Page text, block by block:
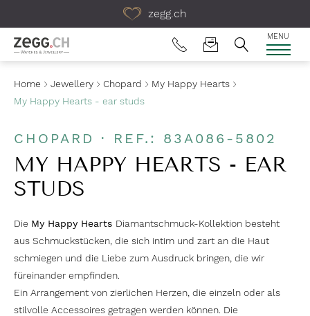
zegg.ch
MENU
Home Jewellery Chopard
My Happy Hearts
My Happy Hearts - ear studs
CHOPARD · REF.: 83A086-5802
MY HAPPY HEARTS - EAR
STUDS
Die My Happy Hearts Diamantschmuck-Kollektion besteht
aus Schmuckstücken, die sich intim und zart an die Haut
schmiegen und die Liebe zum Ausdruck bringen, die wir
füreinander empfinden.
Ein Arrangement von zierlichen Herzen, die einzeln oder als
stilvolle Accessoires getragen werden können. Die